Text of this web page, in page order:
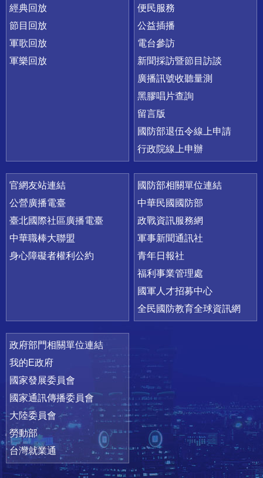
經典回放
節目回放
軍歌回放
軍樂回放
便民服務
公益插播
電台參訪
新聞採訪暨節目訪談
廣播訊號收聽量測
黑膠唱片查詢
留言版
國防部退伍令線上申請
行政院線上申辦
官網友站連結
公營廣播電臺
臺北國際社區廣播電臺
中華職棒大聯盟
身心障礙者權利公約
國防部相關單位連結
中華民國國防部
政戰資訊服務網
軍事新聞通訊社
青年日報社
福利事業管理處
國軍人才招募中心
全民國防教育全球資訊網
政府部門相關單位連結
我的E政府
國家發展委員會
國家通訊傳播委員會
大陸委員會
勞動部
台灣就業通